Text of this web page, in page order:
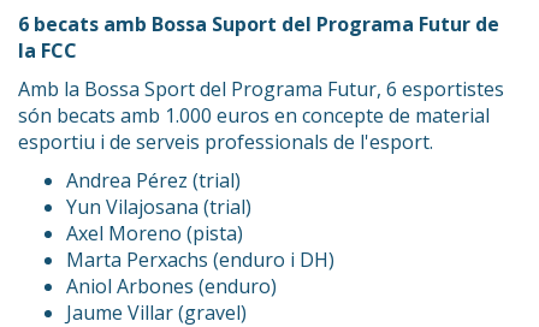
6 becats amb Bossa Suport del Programa Futur de
la FCC
Amb la Bossa Sport del Programa Futur, 6 esportistes
són becats amb 1.000 euros en concepte de material
esportiu i de serveis professionals de l'esport.
Andrea Pérez (trial)
Yun Vilajosana (trial)
Axel Moreno (pista)
Marta Perxachs (enduro i DH)
Aniol Arbones (enduro)
Jaume Villar (gravel)